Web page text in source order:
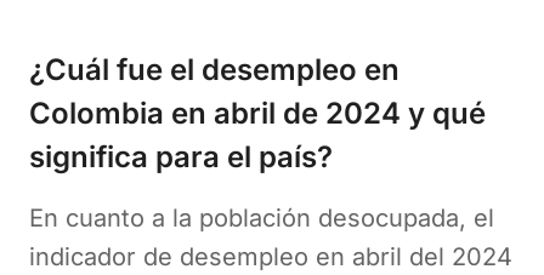
¿Cuál fue el desempleo en
Colombia en abril de 2024 y qué
significa para el país?
En cuanto a la población desocupada, el
indicador de desempleo en abril del 2024